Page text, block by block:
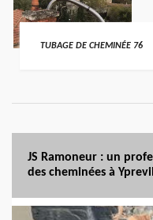
TUBAGE DE CHEMINÉE 76
JS Ramoneur : un
des cheminées à